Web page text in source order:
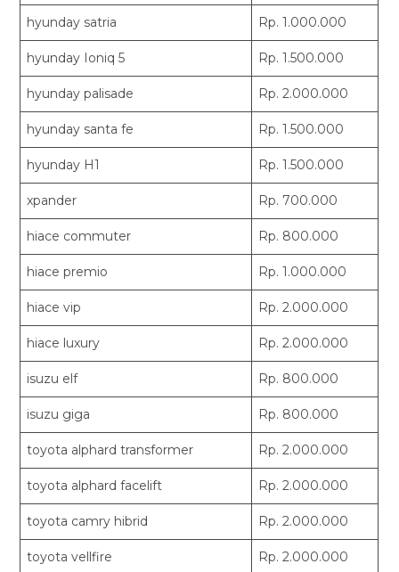
hyunday satria Rp. 1.000.000
hyunday Ioniq 5 Rp. 1.500.000
hyunday palisade Rp. 2.000.000
hyunday santa fe Rp. 1.500.000
hyunday H1 Rp. 1.500.000
xpander Rp. 700.000
hiace commuter Rp. 800.000
hiace premio Rp. 1.000.000
hiace vip Rp. 2.000.000
hiace luxury Rp. 2.000.000
isuzu elf Rp. 800.000
isuzu giga Rp. 800.000
toyota alphard transformer Rp. 2.000.000
toyota alphard facelift Rp. 2.000.000
toyota camry hibrid Rp. 2.000.000
toyota vellfire Rp. 2.000.000